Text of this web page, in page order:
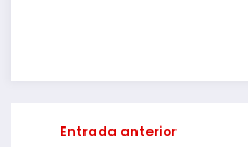
Entrada anterior